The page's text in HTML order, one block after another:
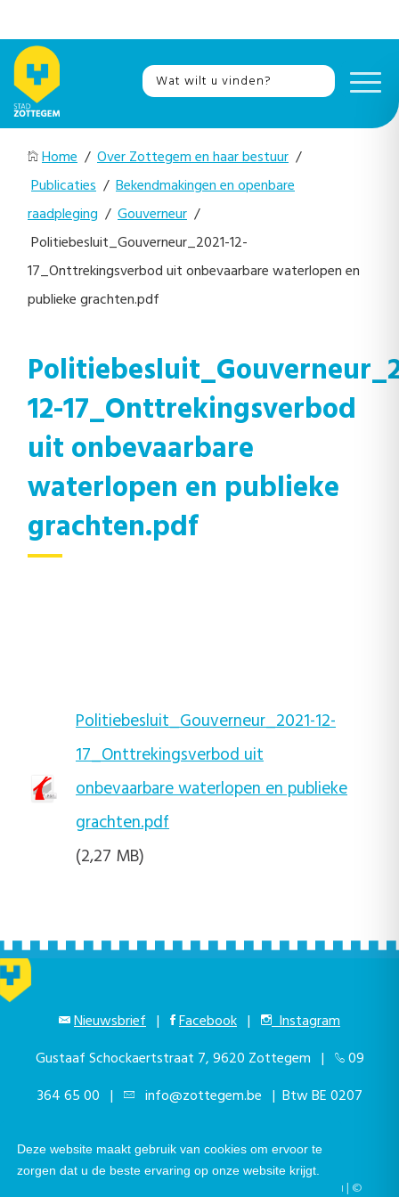
Deze website maakt gebruik van cookies om ervoor te
zorgen dat u de beste ervaring op onze website krijgt.
Home / Over Zottegem en haar bestuur /
Publicaties / Bekendmakingen en openbare
raadpleging / Gouverneur /
Politiebesluit_Gouverneur_2021-12-
17_Onttrekingsverbod uit onbevaarbare waterlopen en
publieke grachten.pdf
12-17_Onttrekingsverbod
uit onbevaarbare
waterlopen en publieke
grachten.pdf
Politiebesluit_Gouverneur_2021-12-
17_Onttrekingsverbod uit
onbevaarbare waterlopen en publieke
grachten.pdf
(2,27 MB)
Nieuwsbrief | Facebook |
Instagram
Gustaaf Schockaertstraat 7, 9620 Zottegem |
09
364 65 00 | info@zottegem.be | Btw BE 0207
Telefonisch bereikbaar elke werkdag van 9.00u tot 12.00u | ©